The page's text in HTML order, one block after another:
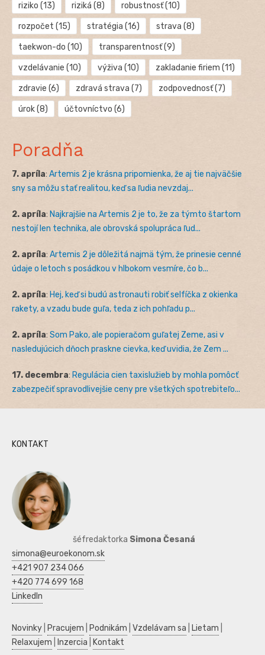
riziko (13) riziká (8) robustnosť(10)
rozpočet (15) stratégia (16) strava (8)
taekwon-do (10) transparentnosť(9)
vzdelávanie (10) výživa (10) zakladanie firiem (11)
zdravie (6) zdravá strava (7) zodpovednosť(7)
úrok(8) účtovníctvo (6)
Poradňa
7. apríla: Artemis 2 je krásna pripomienka, že aj tie najväčšie
sny sa môžu stať realitou, keď sa ľudia nevzdaj...
2. apríla: Najkrajšie na Artemis 2 je to, že za týmto štartom
nestojí len technika, ale obrovská spolupráca ľud...
2. apríla: Artemis 2 je dôležitá najmä tým, že prinesie cenné
údaje o letoch s posádkou v hlbokom vesmíre, čo b...
2. apríla: Hej, keď si budú astronauti robiť selfíčka z okienka
rakety, a vzadu bude guľa, teda z ich pohľadu p...
2. apríla: Som Pako, ale popieračom guľatej Zeme, asi v
nasledujúcich dňoch praskne cievka, keď uvidia, že Zem ...
17. decembra: Regulácia cien taxislužieb by mohla pomôcť
zabezpečiť spravodlivejšie ceny pre všetkých spotrebiteľo...
KONTAKT
šéfredaktorka Simona Česaná
simona@euroekonom.sk
+421 907 234 066
+420 774 699 168
LinkedIn
Novinky Pracujem Podnikám Vzdelávam sa Lietam
Relaxujem
Inzercia Kontakt